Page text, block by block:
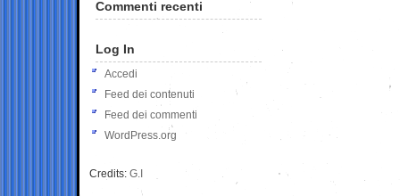
Commenti recenti
Log In
Accedi
Feed dei contenuti
Feed dei commenti
WordPress.org
Credits: G.I